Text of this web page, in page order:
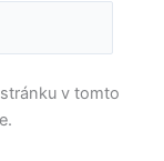
v tomto